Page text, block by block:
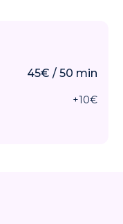
45€ /50 min
+10€